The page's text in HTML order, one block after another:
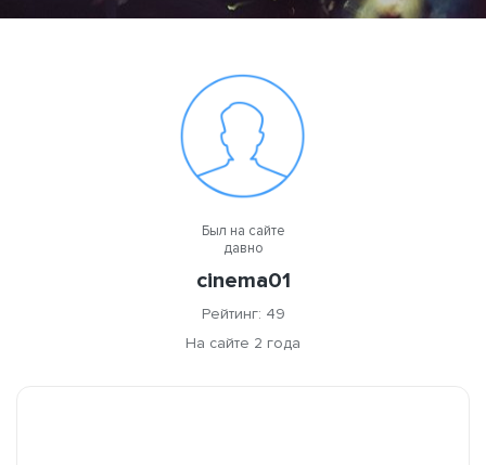
Был на сайте
давно
cinema01
Рейтинг: 49
На сайте 2 года